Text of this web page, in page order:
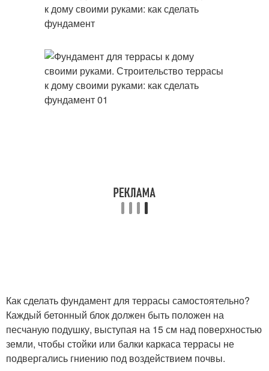
Как сделать фундамент для террасы самостоятельно?
Каждый бетонный блок должен быть положен на
песчаную подушку, выступая на 15 см над поверхностью
земли, чтобы стойки или балки каркаса террасы не
подвергались гниению под воздействием почвы.